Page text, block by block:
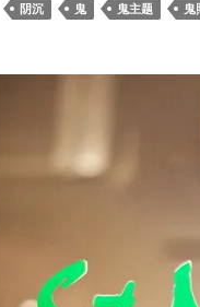
阴沉
鬼 鬼主题 鬼